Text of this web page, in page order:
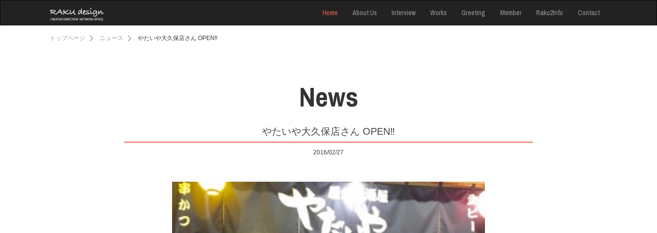
Home About Us Interview Works Greeting Member Raku2Info Contact
トップページ ニュース やたいや大久保店さん OPEN‼️
News
やたいや大久保店さん OPEN‼️
2016/02/27